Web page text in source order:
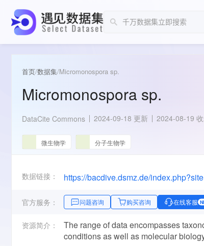
首页/数据集/Micromonospora sp.
Micromonospora sp.
DataCite Commons 2024-09-18 更新 2024-08-19
微生物学 分子生物学
数据链接：
官方服务： 问题咨询 购买咨询 在线客服
资源简介：
The range of data encompasses
conditions as well as molecular